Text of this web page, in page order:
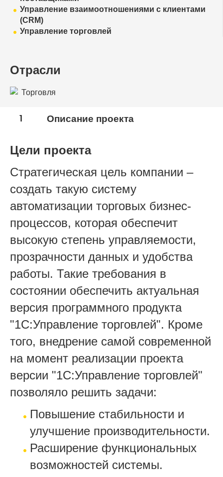
Управление взаимоотношениями с клиентами
(CRM)
Управление торговлей
Отрасли
Торговля
1 Описание проекта
Цели проекта
Стратегическая цель компании –
создать такую систему
автоматизации торговых бизнес-
процессов, которая обеспечит
высокую степень управляемости,
прозрачности данных и удобства
работы. Такие требования в
состоянии обеспечить актуальная
версия программного продукта
"1С:Управление торговлей". Кроме
того, внедрение самой современной
на момент реализации проекта
версии "1С:Управление торговлей"
позволяло решить задачи:
Повышение стабильности и
улучшение производительности.
Расширение функциональных
возможностей системы.